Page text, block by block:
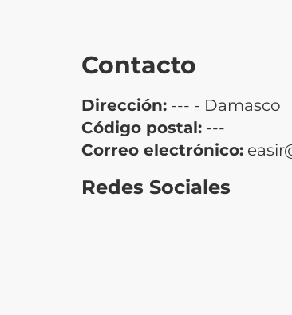
Contacto
Dirección: --- - Damasco
Código postal: ---
Correo electrónico:
Redes Sociales